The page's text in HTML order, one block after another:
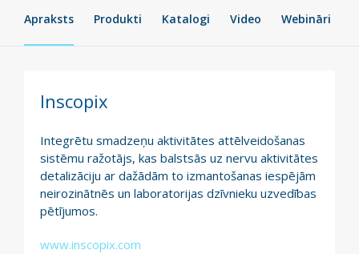
Apraksts Produkti Katalogi Video Webināri
Inscopix
Integrētu smadzeņu aktivitātes attēlveidošanas
sistēmu ražotājs, kas balstsās uz nervu aktivitātes
detalizāciju ar dažādām to izmantošanas iespējām
neirozinātnēs un laboratorijas dzīvnieku uzvedības
pētījumos.
www.inscopix.com